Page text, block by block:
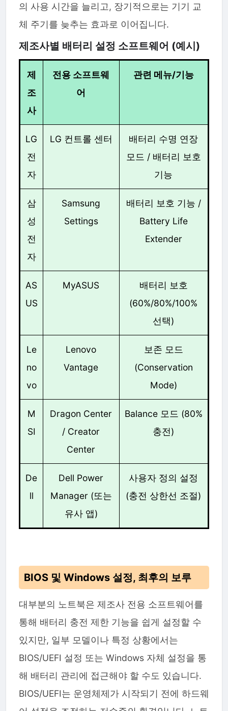
의 사용 시간을 늘리고, 장기적으로는 기기 교
체 주기를 늦추는 효과로 이어집니다.
제조사별 배터리 설정 소프트웨어 (예시)
제
조
사
전용 소프트웨
어
관련 메뉴/기능
LG
전
자
LG 컨트롤 센터
배터리 수명 연장
모드 / 배터리 보호
기능
삼
성
전
자
Samsung
Settings
배터리 보호 기능 /
Battery Life
Extender
AS
US
MyASUS
배터리 보호
(60%/80%/100%
선택)
Le
no
vo
Lenovo
Vantage
보존 모드
(Conservation
Mode)
M
SI
Dragon Center
/ Creator
Center
Balance 모드 (80%
충전)
De
ll
Dell Power
Manager (또는
유사 앱)
사용자 정의 설정
(충전 상한선 조절)
BIOS 및 Windows 설정, 최후의 보루
대부분의 노트북은 제조사 전용 소프트웨어를
통해 배터리 충전 제한 기능을 쉽게 설정할 수
있지만, 일부 모델이나 특정 상황에서는
BIOS/UEFI 설정 또는 Windows 자체 설정을 통
해 배터리 관리에 접근해야 할 수도 있습니다.
BIOS/UEFI는 운영체제가 시작되기 전에 하드웨